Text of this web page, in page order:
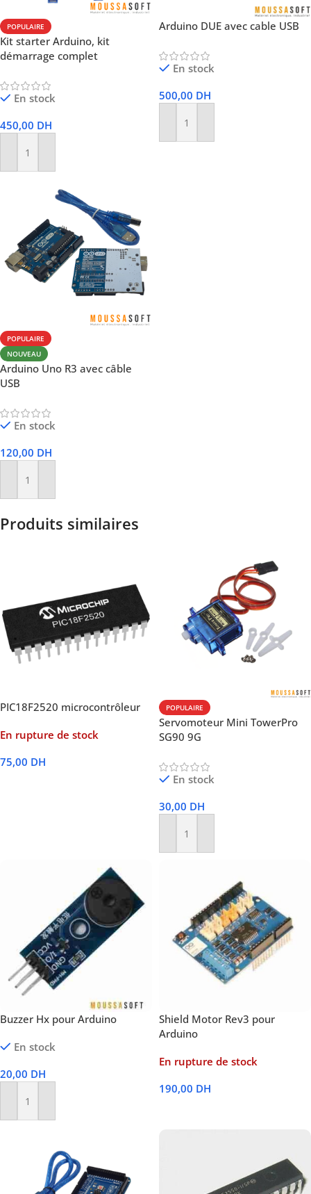
POPULAIRE
Kit starter Arduino, kit
démarrage complet
En stock
450,00 DH
Ajouter Au Panier
Arduino DUE avec cable USB
En stock
500,00 DH
Ajouter Au Panier
POPULAIRE
NOUVEAU
Arduino Uno R3 avec câble
USB
En stock
120,00 DH
Ajouter Au Panier
Produits similaires
PIC18F2520 microcontrôleur
En rupture de stock
75,00 DH
POPULAIRE
Servomoteur Mini TowerPro
SG90 9G
En stock
30,00 DH
Ajouter Au Panier
Buzzer Hx pour Arduino
En stock
20,00 DH
Ajouter Au Panier
Shield Motor Rev3 pour
Arduino
En rupture de stock
190,00 DH